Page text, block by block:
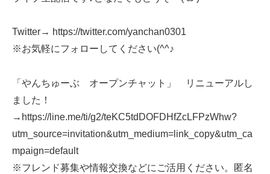
Twitter→ https://twitter.com/yanchan0301
※お気軽にフォローしてください(^^♪
「やんちゅーぶ オープンチャット」 リニューアルし
ました！
→https://line.me/ti/g2/teKC5tdDOFDHfZcLFPzWhw?
utm_source=invitation&utm_medium=link_copy&utm_ca
mpaign=default
※フレンド募集や情報交換などにご活用ください。匿名